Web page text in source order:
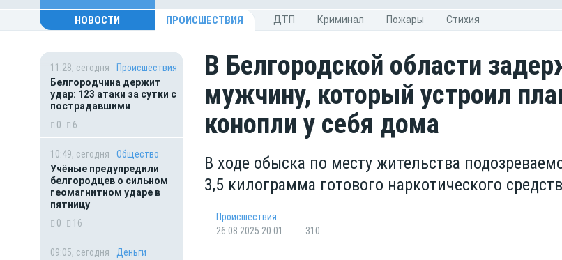
НОВОСТИ ПРОИСШЕСТВИЯ ДТП Криминал Пожары Стихия
11:28, сегодня
Происшествия
Белгородчина держит
удар: 123 атаки за сутки с
пострадавшими
0
6
10:49, сегодня
Общество
Учёные предупредили
белгородцев о сильном
геомагнитном ударе в
пятницу
0
16
09:05, сегодня
Деньги
В Белгородской области
мужчину, который устроил
конопли у себя дома
В ходе обыска по месту жительства
3,5 килограмма готового наркотического
Происшествия
26.08.2025 20:01
310